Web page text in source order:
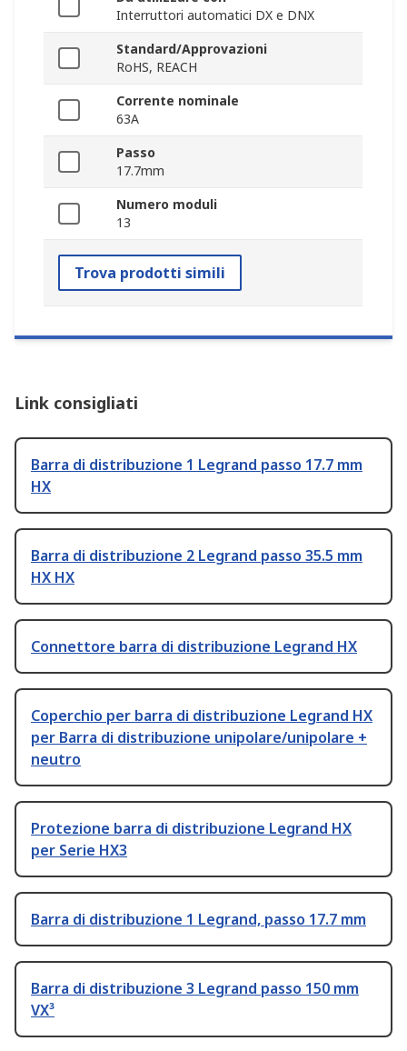
Interruttori automatici DX e DNX
Standard/Approvazioni
RoHS, REACH
Corrente nominale
63A
Passo
17.7mm
Numero moduli
13
Trova prodotti simili
Link consigliati
Barra di distribuzione 1 Legrand passo 17.7 mm
HX
Barra di distribuzione 2 Legrand passo 35.5 mm
HX HX
Connettore barra di distribuzione Legrand HX
Coperchio per barra di distribuzione Legrand HX
per Barra di distribuzione unipolare/unipolare +
neutro
Protezione barra di distribuzione Legrand HX
per Serie HX3
Barra di distribuzione 1 Legrand, passo 17.7 mm
Barra di distribuzione 3 Legrand passo 150 mm
VX³